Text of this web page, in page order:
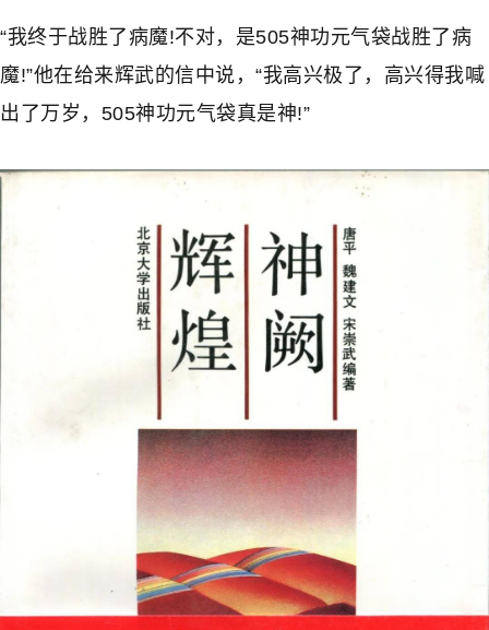
“我终于战胜了病魔!不对，是505神功元气袋战胜了病
魔!”他在给来辉武的信中说，“我高兴极了，高兴得我喊
出了万岁，505神功元气袋真是神!”